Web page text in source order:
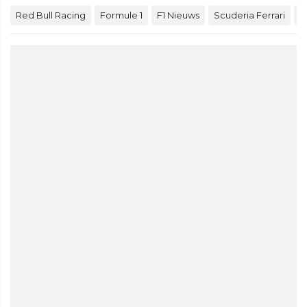
Red Bull Racing Formule 1 F1 Nieuws Scuderia Ferrari